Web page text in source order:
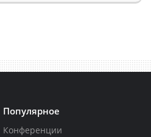
Популярное
Конференции